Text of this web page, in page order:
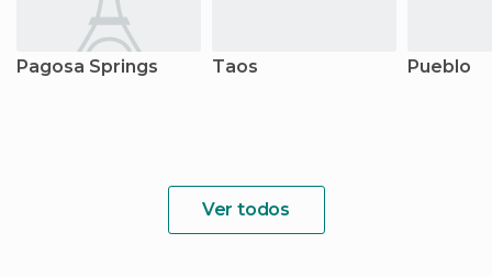
Pagosa Springs Taos Pueblo
Ver todos